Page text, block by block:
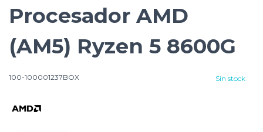
Procesador AMD
(AM5) Ryzen 5 8600G
100-100001237BOX Sin stock